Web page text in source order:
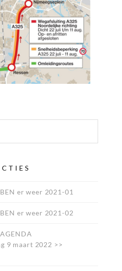
BEN er weer 2021-01
BEN er weer 2021-02
AGENDA
9 maart 2022 >>